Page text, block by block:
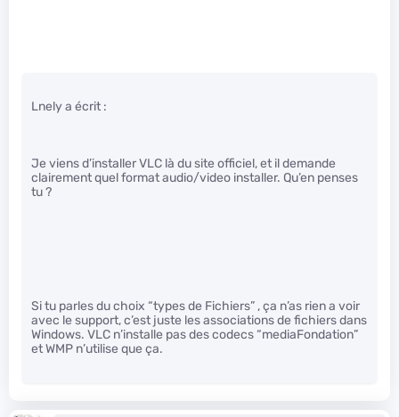
Lnely a écrit :
Je viens d’installer VLC là du site officiel, et il demande
clairement quel format audio/video installer. Qu’en penses
tu ?
Si tu parles du choix “types de Fichiers” , ça n’as rien a voir
avec le support, c’est juste les associations de fichiers dans
Windows. VLC n’installe pas des codecs “mediaFondation”
et WMP n’utilise que ça.